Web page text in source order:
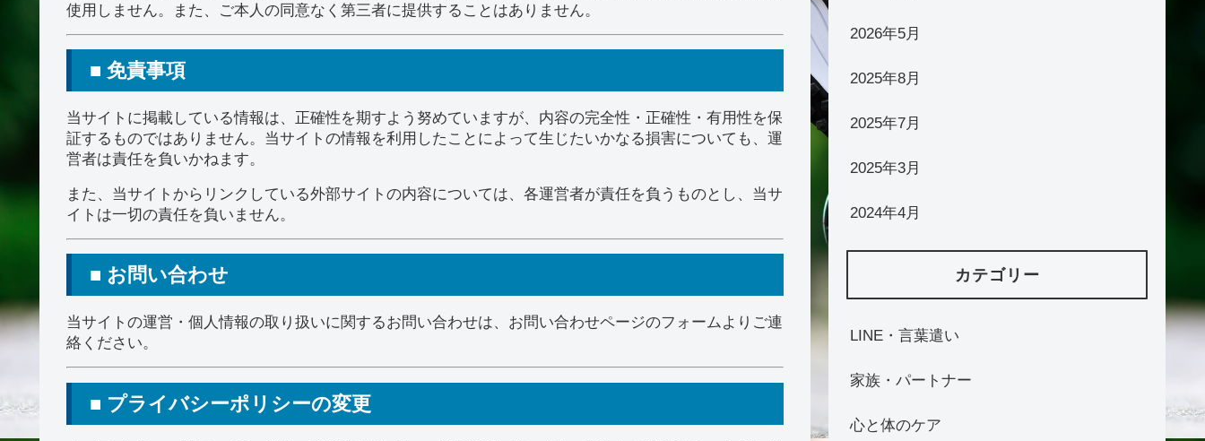
使用しません。また、ご本人の同意なく第三者に提供することはありません。
■ 免責事項
当サイトに掲載している情報は、正確性を期すよう努めていますが、内容の完全性・正確性・有用性を保
証するものではありません。当サイトの情報を利用したことによって生じたいかなる損害についても、運
営者は責任を負いかねます。
また、当サイトからリンクしている外部サイトの内容については、各運営者が責任を負うものとし、当サ
イトは一切の責任を負いません。
■ お問い合わせ
当サイトの運営・個人情報の取り扱いに関するお問い合わせは、お問い合わせページのフォームよりご連
絡ください。
■ プライバシーポリシーの変更
2026年5月
2025年8月
2025年7月
2025年3月
2024年4月
カテゴリー
LINE・言葉遣い
家族・パートナー
心と体のケア